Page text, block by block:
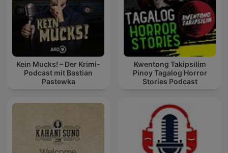
Kein Mucks! – Der Krimi-
Podcast mit Bastian
Pastewka
Kwentong Takipsilim
Pinoy Tagalog Horror
Stories Podcast